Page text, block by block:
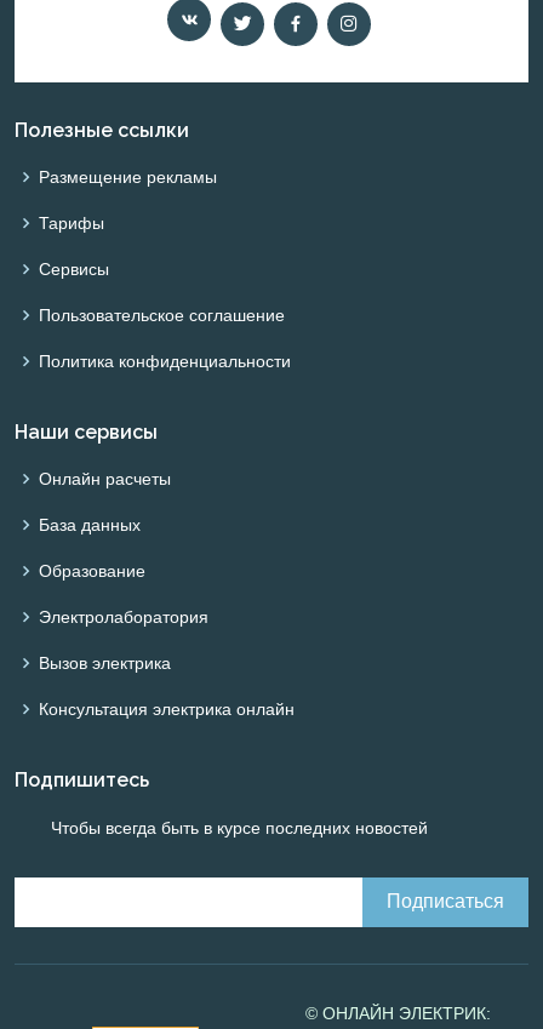
Полезные ссылки
Размещение рекламы
Тарифы
Сервисы
Пользовательское соглашение
Политика конфиденциальности
Наши сервисы
Онлайн расчеты
База данных
Образование
Электролаборатория
Вызов электрика
Консультация электрика онлайн
Подпишитесь
Чтобы всегда быть в курсе последних новостей
© ОНЛАЙН ЭЛЕКТРИК: